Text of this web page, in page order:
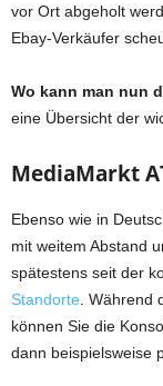
vor Ort abgeholt
Ebay-Verkäufer
Wo kann man nun
eine Übersicht der
MediaMarkt
Ebenso wie in
mit weitem Abstand
spätestens seit der
Standorte .
können Sie die
dann beispielsweise